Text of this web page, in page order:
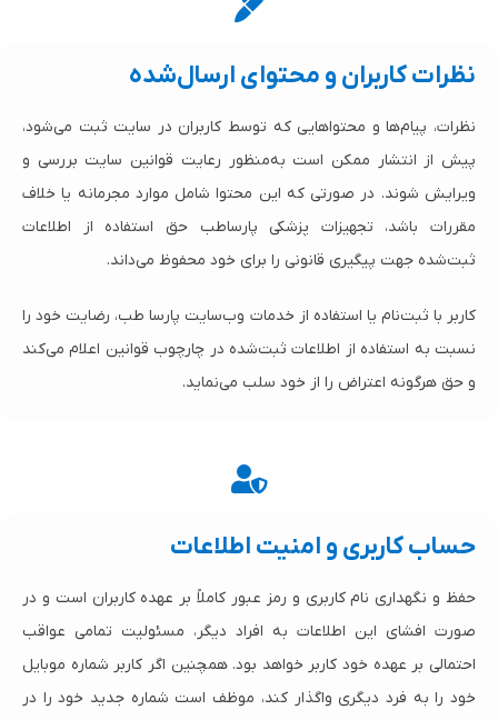
نظرات کاربران و محتوای ارسال‌شده
نظرات، پیام‌ها و محتواهایی که توسط کاربران در سایت ثبت می‌شود،
پیش از انتشار ممکن است به‌منظور رعایت قوانین سایت بررسی و
ویرایش شوند. در صورتی که این محتوا شامل موارد مجرمانه یا خلاف
مقررات باشد، تجهیزات پزشکی پارساطب حق استفاده از اطلاعات
ثبت‌شده جهت پیگیری قانونی را برای خود محفوظ می‌داند.
کاربر با ثبت‌نام یا استفاده از خدمات وب‌سایت پارسا طب، رضایت خود را
نسبت به استفاده از اطلاعات ثبت‌شده در چارچوب قوانین اعلام می‌کند
و حق هرگونه اعتراض را از خود سلب می‌نماید.
حساب کاربری و امنیت اطلاعات
حفظ و نگهداری نام کاربری و رمز عبور کاملاً بر عهده کاربران است و در
صورت افشای این اطلاعات به افراد دیگر، مسئولیت تمامی عواقب
احتمالی بر عهده خود کاربر خواهد بود. همچنین اگر کاربر شماره موبایل
خود را به فرد دیگری واگذار کند، موظف است شماره جدید خود را در